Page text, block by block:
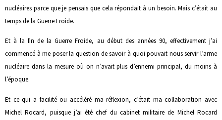
nucléaires parce que je pensais que cela répondait à un besoin. Mais c’était au
temps de la Guerre Froide.
Et à la fin de la Guerre Froide, au début des années 90, effectivement j’ai
commencé à me poser la question de savoir à quoi pouvait nous servir l’arme
nucléaire dans la mesure où on n’avait plus d’ennemi principal, du moins à
l’époque.
Et ce qui a facilité ou accéléré ma réflexion, c’était ma collaboration avec
Michel Rocard, puisque j’ai été chef du cabinet militaire de Michel Rocard